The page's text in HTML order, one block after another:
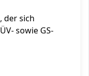
der sich
sowie GS-